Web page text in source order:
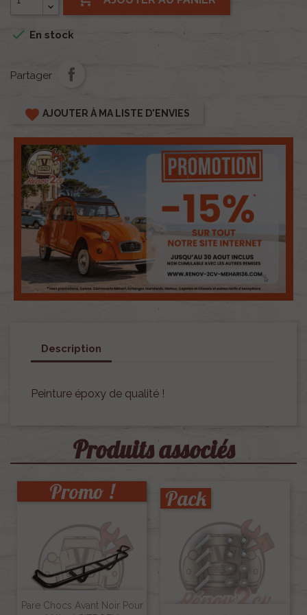
 En stock
Partager
favorite AJOUTER À MA LISTE D'ENVIES
Description
Peinture époxy de qualité !
Produits associés
Pare Chocs Avant Noir Pour
Promo ! Pack